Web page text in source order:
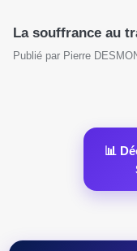
La souffrance au
Publié par Pierre
📊